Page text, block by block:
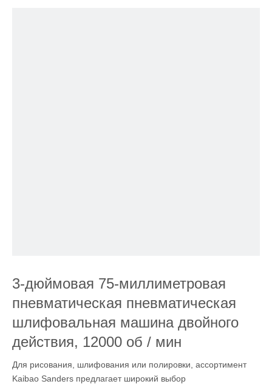
3-дюймовая 75-миллиметровая
пневматическая пневматическая
шлифовальная машина двойного
действия, 12000 об / мин
Для рисования, шлифования или полировки, ассортимент
Kaibao Sanders предлагает широкий выбор